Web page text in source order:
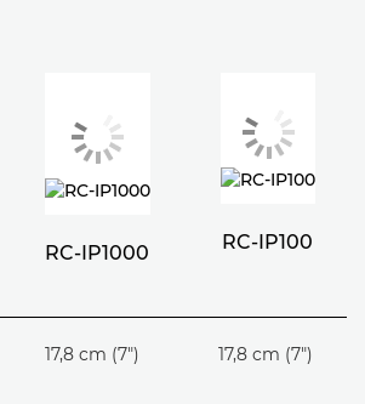
RC-IP1000 RC-IP100
17,8 cm (7") 17,8 cm (7")